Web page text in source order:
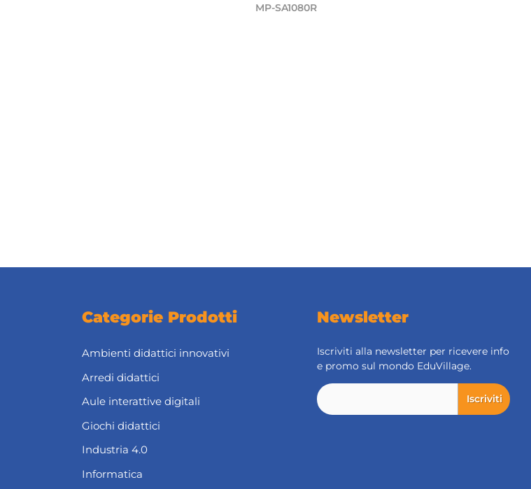
MP-SA1080R
Categorie Prodotti
Ambienti didattici innovativi
Arredi didattici
Aule interattive digitali
Giochi didattici
Industria 4.0
Informatica
Newsletter
Iscriviti alla newsletter per ricevere info
e promo sul mondo EduVillage.